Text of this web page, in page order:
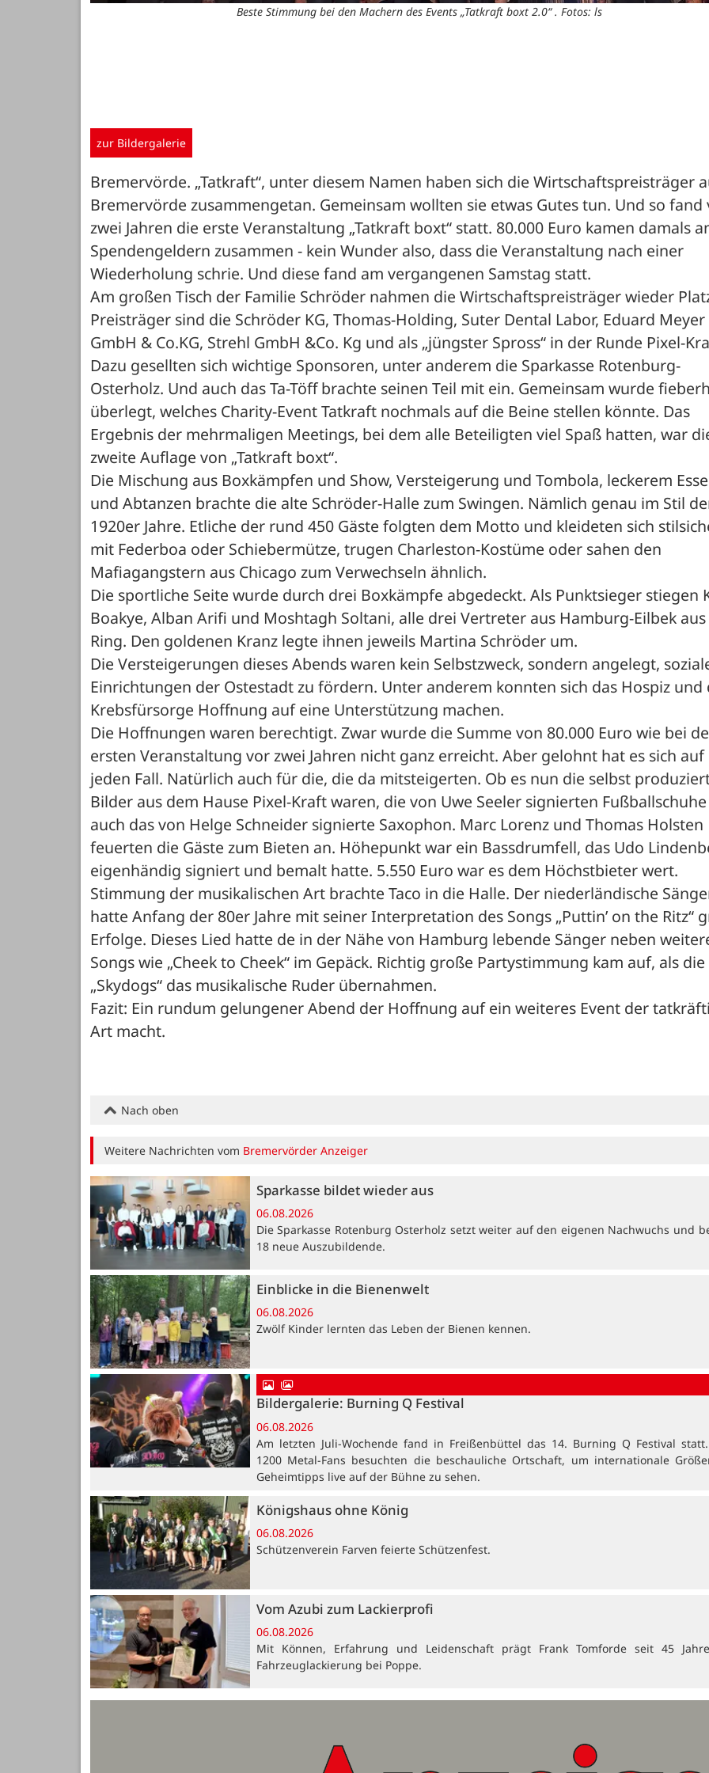
Beste Stimmung bei den Machern des Events „Tatkraft boxt 2.0“ . Fotos: ls
zur Bildergalerie
Bremervörde. „Tatkraft“, unter diesem Namen haben sich die Wirtschaftspreisträger
Bremervörde zusammengetan. Gemeinsam wollten sie etwas Gutes tun. Und so fand
zwei Jahren die erste Veranstaltung „Tatkraft boxt“ statt. 80.000 Euro kamen damals
Spendengeldern zusammen - kein Wunder also, dass die Veranstaltung nach einer
Wiederholung schrie. Und diese fand am vergangenen Samstag statt.
Am großen Tisch der Familie Schröder nahmen die Wirtschaftspreisträger wieder
Preisträger sind die Schröder KG, Thomas-Holding, Suter Dental Labor, Eduard Meyer
GmbH & Co.KG, Strehl GmbH &Co. Kg und als „jüngster Spross“ in der Runde Pixel-
Dazu gesellten sich wichtige Sponsoren, unter anderem die Sparkasse Rotenburg-
Osterholz. Und auch das Ta-Töff brachte seinen Teil mit ein. Gemeinsam wurde
überlegt, welches Charity-Event Tatkraft nochmals auf die Beine stellen könnte. Das
Ergebnis der mehrmaligen Meetings, bei dem alle Beteiligten viel Spaß hatten, war
zweite Auflage von „Tatkraft boxt“.
Die Mischung aus Boxkämpfen und Show, Versteigerung und Tombola, leckerem
und Abtanzen brachte die alte Schröder-Halle zum Swingen. Nämlich genau im Stil
1920er Jahre. Etliche der rund 450 Gäste folgten dem Motto und kleideten sich
mit Federboa oder Schiebermütze, trugen Charleston-Kostüme oder sahen den
Mafiagangstern aus Chicago zum Verwechseln ähnlich.
Die sportliche Seite wurde durch drei Boxkämpfe abgedeckt. Als Punktsieger stiegen
Boakye, Alban Arifi und Moshtagh Soltani, alle drei Vertreter aus Hamburg-Eilbek
Ring. Den goldenen Kranz legte ihnen jeweils Martina Schröder um.
Die Versteigerungen dieses Abends waren kein Selbstzweck, sondern angelegt,
Einrichtungen der Ostestadt zu fördern. Unter anderem konnten sich das Hospiz und
Krebsfürsorge Hoffnung auf eine Unterstützung machen.
Die Hoffnungen waren berechtigt. Zwar wurde die Summe von 80.000 Euro wie bei
ersten Veranstaltung vor zwei Jahren nicht ganz erreicht. Aber gelohnt hat es sich auf
jeden Fall. Natürlich auch für die, die da mitsteigerten. Ob es nun die selbst
Bilder aus dem Hause Pixel-Kraft waren, die von Uwe Seeler signierten
auch das von Helge Schneider signierte Saxophon. Marc Lorenz und Thomas Holsten
feuerten die Gäste zum Bieten an. Höhepunkt war ein Bassdrumfell, das Udo
eigenhändig signiert und bemalt hatte. 5.550 Euro war es dem Höchstbieter wert.
Stimmung der musikalischen Art brachte Taco in die Halle. Der niederländische
hatte Anfang der 80er Jahre mit seiner Interpretation des Songs „Puttin’ on the Ritz“
Erfolge. Dieses Lied hatte de in der Nähe von Hamburg lebende Sänger neben
Songs wie „Cheek to Cheek“ im Gepäck. Richtig große Partystimmung kam auf, als die
„Skydogs“ das musikalische Ruder übernahmen.
Fazit: Ein rundum gelungener Abend der Hoffnung auf ein weiteres Event der
Art macht.
Nach oben
Weitere Nachrichten vom Bremervörder Anzeiger
Sparkasse bildet wieder aus
06.08.2026
Die Sparkasse Rotenburg Osterholz setzt weiter auf den eigenen Nachwuchs und
18 neue Auszubildende.
Einblicke in die Bienenwelt
06.08.2026
Zwölf Kinder lernten das Leben der Bienen kennen.
Bildergalerie: Burning Q Festival
06.08.2026
Am letzten Juli-Wochende fand in Freißenbüttel das 14. Burning Q Festival
1200 Metal-Fans besuchten die beschauliche Ortschaft, um internationale
Geheimtipps live auf der Bühne zu sehen.
Königshaus ohne König
06.08.2026
Schützenverein Farven feierte Schützenfest.
Vom Azubi zum Lackierprofi
06.08.2026
Mit Können, Erfahrung und Leidenschaft prägt Frank Tomforde seit 45
Fahrzeuglackierung bei Poppe.